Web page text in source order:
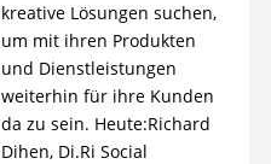
kreative Lösungen suchen,
um mit ihren Produkten
und Dienstleistungen
weiterhin für ihre Kunden
da zu sein. Heute:Richard
Dihen, Di.Ri Social